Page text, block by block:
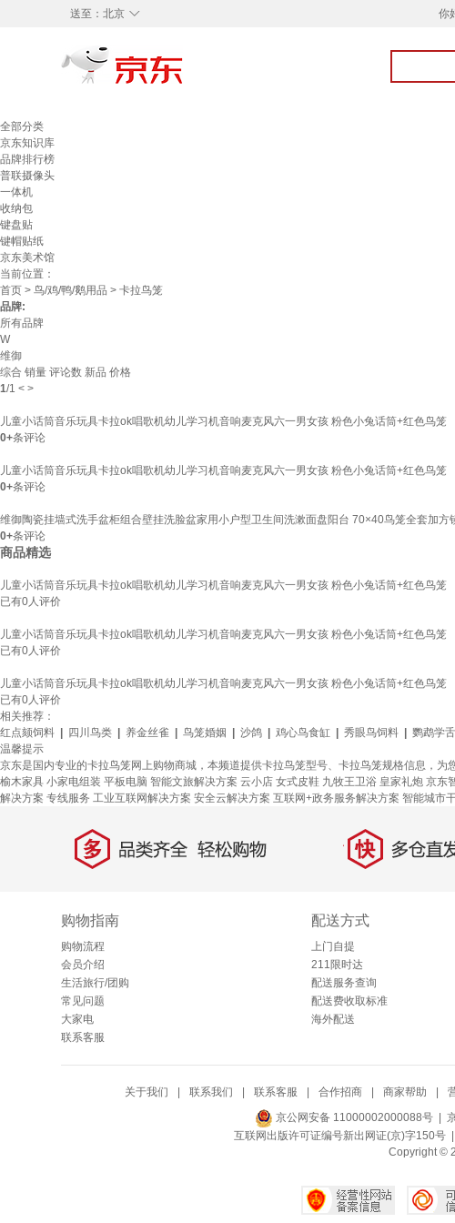
◇
送至： 北京 你
全部分类
京东知识库
品牌排行榜
普联摄像头
一体机
收纳包
键盘贴
键帽贴纸
京东美术馆
当前位置：
首页 > 鸟/鸡/鸭/鹅用品 > 卡拉鸟笼
品牌:
所有品牌
W
维御
综合 销量 评论数 新品 价格
1/1 < >
儿童小话筒音乐玩具卡拉ok唱歌机幼儿学习机音响麦克风六一男女孩 粉色小兔话筒+红色鸟笼
0+条评论
儿童小话筒音乐玩具卡拉ok唱歌机幼儿学习机音响麦克风六一男女孩 粉色小兔话筒+红色鸟笼
0+条评论
维御陶瓷挂墙式洗手盆柜组合壁挂洗脸盆家用小户型卫生间洗漱面盘阳台 70×40鸟笼全套加方
0+条评论
商品精选
儿童小话筒音乐玩具卡拉ok唱歌机幼儿学习机音响麦克风六一男女孩 粉色小兔话筒+红色鸟笼
已有0人评价
儿童小话筒音乐玩具卡拉ok唱歌机幼儿学习机音响麦克风六一男女孩 粉色小兔话筒+红色鸟笼
已有0人评价
儿童小话筒音乐玩具卡拉ok唱歌机幼儿学习机音响麦克风六一男女孩 粉色小兔话筒+红色鸟笼
已有0人评价
相关推荐：
红点颏饲料
四川鸟类 养金丝雀 鸟笼婚姻 沙鸽 鸡心鸟食缸 秀眼鸟饲料 鹦鹉学
温馨提示
京东是国内专业的卡拉鸟笼网上购物商城，本频道提供卡拉鸟笼型号、卡拉鸟笼规格信息，
榆木家具 小家电组装 平板电脑 智能文旅解决方案 云小店 女式皮鞋 九牧王卫浴 皇家礼炮 京东
解决方案 专线服务 工业互联网解决方案 安全云解决方案 互联网+政务服务解决方案 智能城市
多 品类齐全，轻松购物 快 多仓直发
购物指南
购物流程
会员介绍
生活旅行/团购
常见问题
大家电
联系客服
配送方式
上门自提
211限时达
配送服务查询
配送费收取标准
海外配送
关于我们 联系我们 联系客服 合作招商 商家帮助
京公网安备 11000002000088号 |
互联网出版许可证编号新出网证(京)字150号 |
Copyright ©